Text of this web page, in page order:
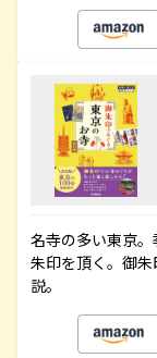
名寺の多い東京
朱印を頂く。御
説。